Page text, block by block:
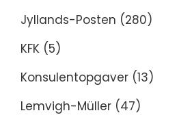
Jyllands-Posten (280)
KFK (5)
Konsulentopgaver (13)
Lemvigh-Müller (47)